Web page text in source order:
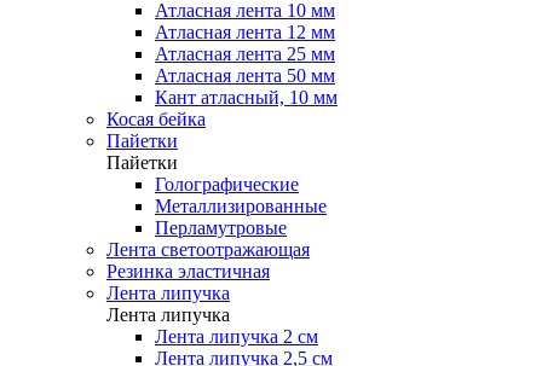
Атласная лента 10 мм
Атласная лента 12 мм
Атласная лента 25 мм
Атласная лента 50 мм
Кант атласный, 10 мм
Косая бейка
Пайетки
Пайетки
Голографические
Металлизированные
Перламутровые
Лента светоотражающая
Резинка эластичная
Лента липучка
Лента липучка
Лента липучка 2 см
Лента липучка 2,5 см